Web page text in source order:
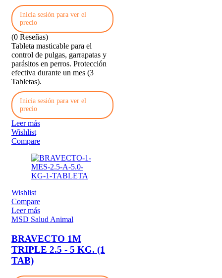
Inicia sesión para ver el
precio
(0 Reseñas)
Tableta masticable para el
control de pulgas, garrapatas y
parásitos en perros. Protección
efectiva durante un mes (3
Tabletas).
Inicia sesión para ver el
precio
Leer más
Wishlist
Compare
Wishlist
Compare
Leer más
MSD Salud Animal
BRAVECTO 1M
TRIPLE 2.5 - 5 KG. (1
TAB)